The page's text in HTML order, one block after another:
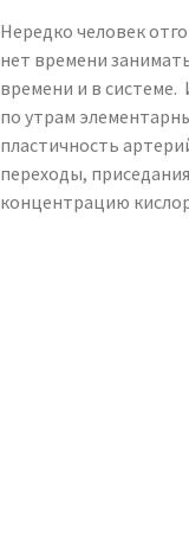
Нередко человек
нет времени
времени и в системе.
по утрам
пластичность
переходы,
концентрацию